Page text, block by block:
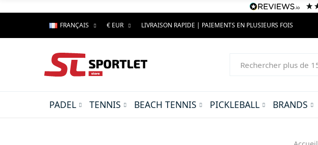
FRANÇAIS € EUR LIVRAISON RAPIDE | PAIEMENTS EN PLUSIEURS FOIS
PADEL TENNIS BEACH TENNIS PICKLEBALL BRANDS